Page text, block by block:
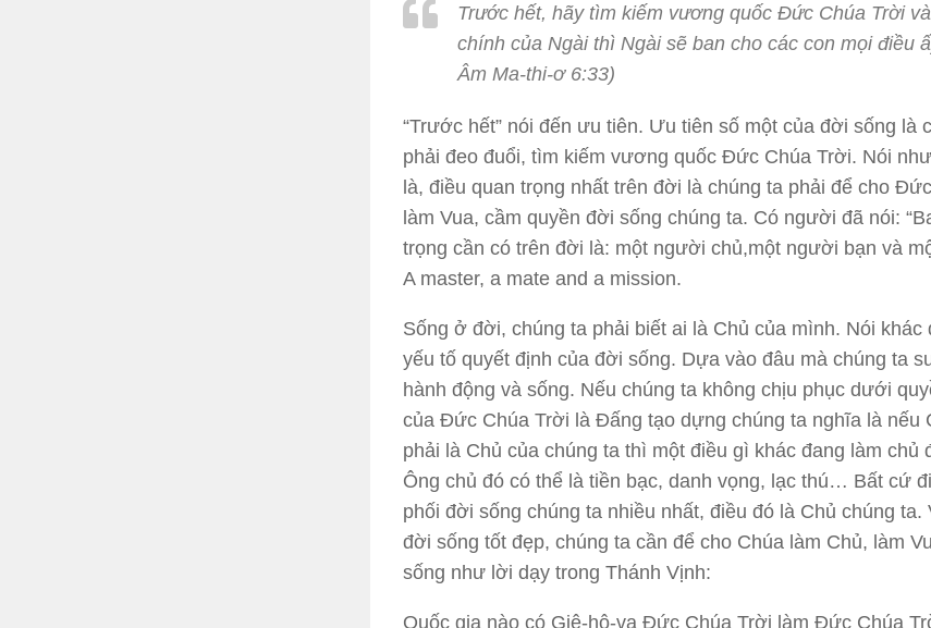
Trước hết, hãy tìm kiếm vương quốc Đức Chúa Trời
chính của Ngài thì Ngài sẽ ban cho các con mọi điều
Âm Ma-thi-ơ 6:33)
“Trước hết” nói đến ưu tiên. Ưu tiên số một của đời sống là
phải đeo đuổi, tìm kiếm vương quốc Đức Chúa Trời. Nói
là, điều quan trọng nhất trên đời là chúng ta phải để cho
làm Vua, cầm quyền đời sống chúng ta. Có người đã nói:
trọng cần có trên đời là: một người chủ,một người bạn và
A master, a mate and a mission.
Sống ở đời, chúng ta phải biết ai là Chủ của mình. Nói khác
yếu tố quyết định của đời sống. Dựa vào đâu mà chúng ta
hành động và sống. Nếu chúng ta không chịu phục dưới
của Đức Chúa Trời là Đấng tạo dựng chúng ta nghĩa là nếu
phải là Chủ của chúng ta thì một điều gì khác đang làm chủ
Ông chủ đó có thể là tiền bạc, danh vọng, lạc thú… Bất cứ
phối đời sống chúng ta nhiều nhất, điều đó là Chủ chúng ta.
đời sống tốt đẹp, chúng ta cần để cho Chúa làm Chủ, làm
sống như lời dạy trong Thánh Vịnh:
Quốc gia nào có Giê-hô-va Đức Chúa Trời làm Đức Chúa